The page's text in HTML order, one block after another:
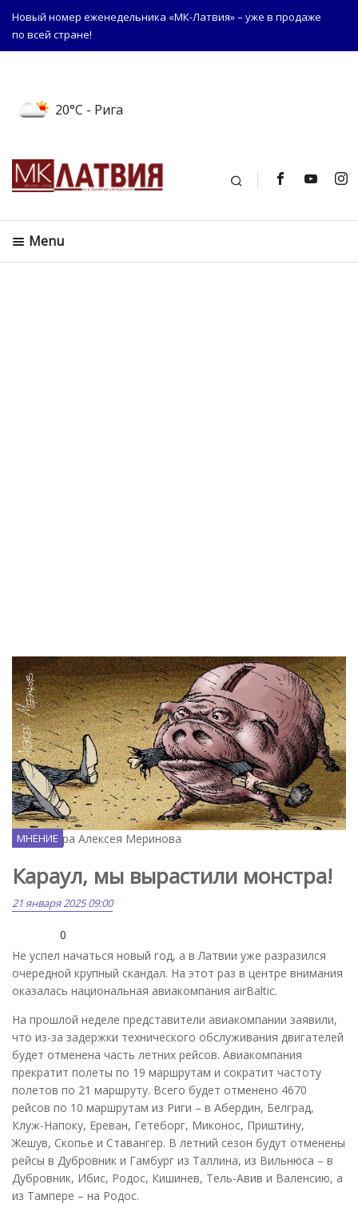
Новый номер еженедельника «МК-Латвия» – уже в продаже
по всей стране!
20°C - Рига
Поиск
Menu
Карикатура Алексея Меринова
МНЕНИЕ
Караул, мы вырастили монстра!
21 января 2025 09:00
0
Не успел начаться новый год, а в Латвии уже разразился
очередной крупный скандал. На этот раз в центре внимания
оказалась национальная авиакомпания airBaltic.
На прошлой неделе представители авиакомпании заявили,
что из-за задержки технического обслуживания двигателей
будет отменена часть летних рейсов. Авиакомпания
прекратит полеты по 19 маршрутам и сократит частоту
полетов по 21 маршруту. Всего будет отменено 4670
рейсов по 10 маршрутам из Риги – в Абердин, Белград,
Клуж-Напоку, Ереван, Гетеборг, Миконос, Приштину,
Жешув, Скопье и Ставангер. В летний сезон будут отменены
рейсы в Дубровник и Гамбург из Таллина, из Вильнюса – в
Дубровник, Ибис, Родос, Кишинев, Тель-Авив и Валенсию, а
из Тампере – на Родос.